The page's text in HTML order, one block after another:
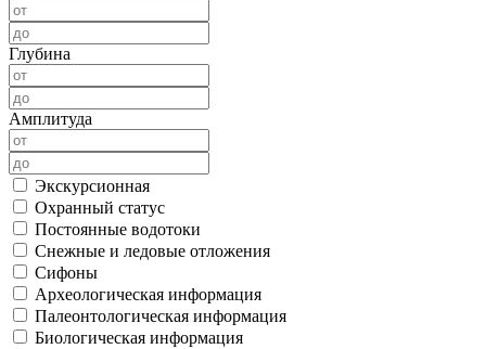
Глубина
Амплитуда
Экскурсионная
Охранный статус
Постоянные водотоки
Снежные и ледовые отложения
Сифоны
Археологическая информация
Палеонтологическая информация
Биологическая информация